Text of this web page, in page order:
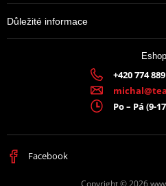
Důležité informace
Eshop
+420 774
Po – Pá (9-
Facebook
Copyright © 2026